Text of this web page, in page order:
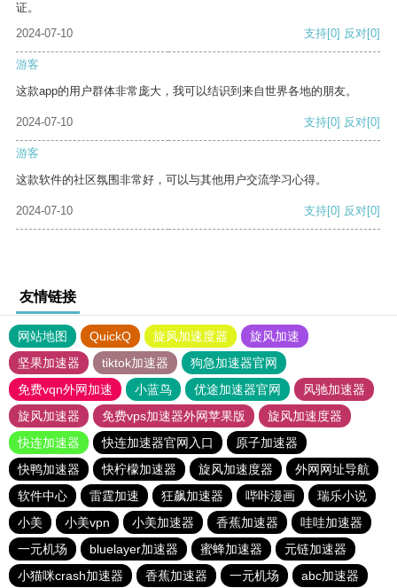
证。
2024-07-10
支持[0] 反对[0]
游客
这款app的用户群体非常庞大，我可以结识到来自世界各地的朋友。
2024-07-10 支持[0] 反对[0]
游客
这款软件的社区氛围非常好，可以与其他用户交流学习心得。
2024-07-10 支持[0] 反对[0]
友情链接
网站地图 QuickQ 旋风加速度器
旋风加速
坚果加速器
tiktok加速器
狗急加速器官网
免费vqn外网加速
小蓝鸟 优途加速器官网
风驰加速器
旋风加速器
免费vps加速器外网苹果版
旋风加速度器
快连加速器
快连加速器官网入口
原子加速器
快鸭加速器
快柠檬加速器 旋风加速度器
外网网址导航
软件中心
雷霆加速 狂飙加速器 哔咔漫画
瑞乐小说
小美
小美vpn 小美加速器 香蕉加速器
哇哇加速器
一元机场
bluelayer加速器 蜜蜂加速器
元链加速器
小猫咪crash加速器
香蕉加速器 一元机场 abc加速器